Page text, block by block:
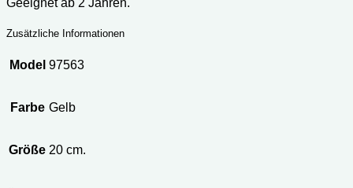
Zusätzliche Informationen
Model 97563
Farbe Gelb
Größe 20 cm.